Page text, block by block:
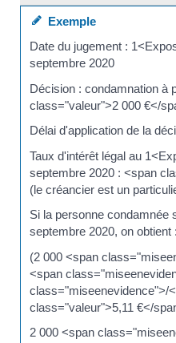
Exemple
Date du jugement :
septembre 2020
Décision : condamnation à
class="valeur">2 000 €</
Délai d'application de la
Taux d'intérêt légal au
septembre 2020 : <span
(le créancier est un
Si la personne condamnée
septembre 2020, on obtient :
(2 000 <span
<span
class="miseenevidence">/
class="valeur">5,11 €</
2 000 <span